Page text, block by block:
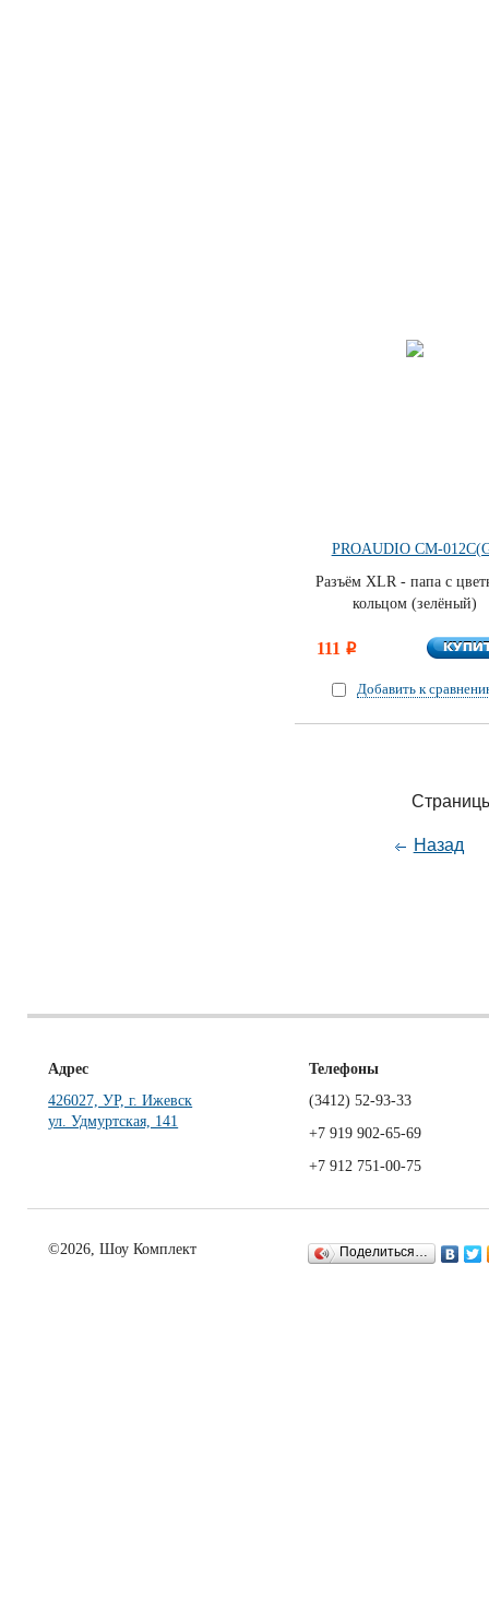
PROAUDIO CM-
Разъём XLR - папа с
кольцом (зелёный)
111 i
Добавить к
Назад
Адрес
426027, УР, г. Ижевск
ул. Удмуртская, 141
Телефоны
(3412) 52-93-33
+7 919 902-65-69
+7 912 751-00-75
©2026, Шоу Комплект Поделиться…